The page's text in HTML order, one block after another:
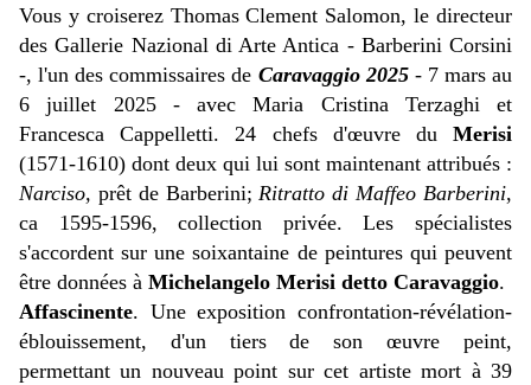
Vous y croiserez Thomas Clement Salomon, le directeur
des Gallerie Nazional di Arte Antica - Barberini Corsini
-, l'un des commissaires de Caravaggio 2025- 7 mars au
6 juillet 2025 - avec Maria Cristina Terzaghi et
Francesca Cappelletti. 24 chefs d'œuvre du Merisi
(1571-1610) dont deux qui lui sont maintenant attribués :
Narciso, prêt de Barberini;Ritratto di Maffeo Barberini,
ca 1595-1596, collection privée. Les spécialistes
s'accordent sur une soixantaine de peintures qui peuvent
être données à Michelangelo Merisi detto Caravaggio.
Affascinente. Une exposition confrontation-révélation-
éblouissement, d'un tiers de son œuvre peint,
permettant un nouveau point sur cet artiste mort à 39